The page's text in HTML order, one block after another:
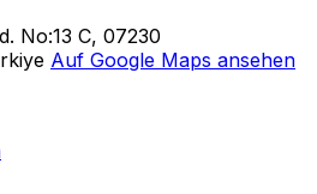
No:13 C, 07230
Auf Google Maps ansehen